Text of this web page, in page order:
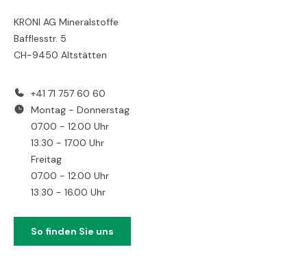
KRONI AG Mineralstoffe
Bafflesstr. 5
CH-9450 Altstätten
+41 71 757 60 60
Montag - Donnerstag
07.00 - 12.00 Uhr
13.30 - 17.00 Uhr
Freitag
07.00 - 12.00 Uhr
13.30 - 16.00 Uhr
So finden Sie uns